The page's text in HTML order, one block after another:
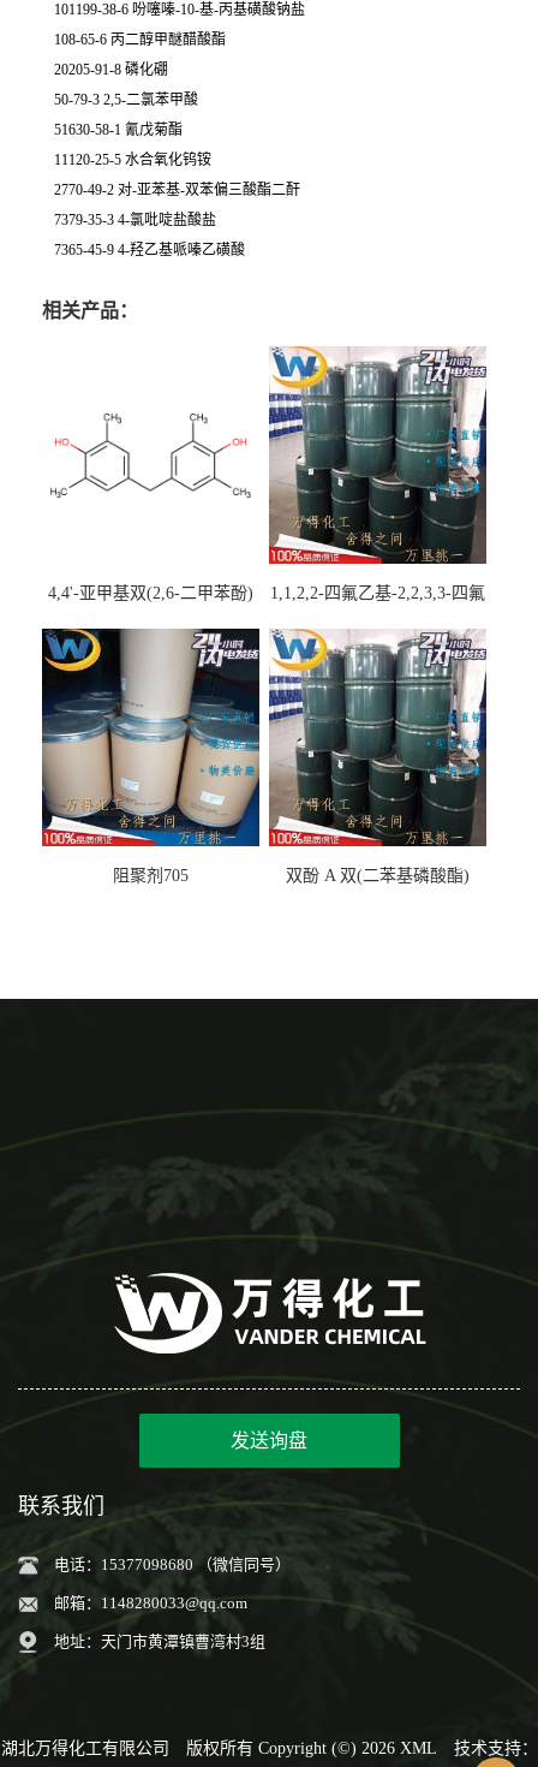
101199-38-6 吩噻嗪-10-基-丙基磺酸钠盐
108-65-6 丙二醇甲醚醋酸酯
20205-91-8 磷化硼
50-79-3 2,5-二氯苯甲酸
51630-58-1 氰戊菊酯
11120-25-5 水合氧化钨铵
2770-49-2 对-亚苯基-双苯偏三酸酯二酐
7379-35-3 4-氯吡啶盐酸盐
7365-45-9 4-羟乙基哌嗪乙磺酸
相关产品：
4,4'-亚甲基双(2,6-二甲苯酚)
1,1,2,2-四氟乙基-2,2,3,3-四氟
阻聚剂705 双酚 A 双(二苯基磷酸酯)
发送询盘
联系我们
电话：15377098680 （微信同号）
邮箱： 1148280033@qq.com
地址：天门市黄潭镇曹湾村3组
湖北万得化工有限公司 版权所有 Copyright (©) 2026 XML 技术支持：